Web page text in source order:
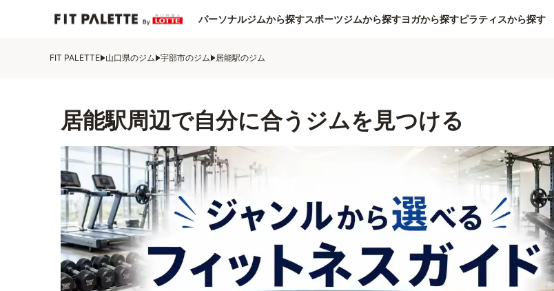
パーソナルジムから探すスポーツジムから探すヨガから探すピラティスから探す
FIT PALETTE 山口県のジム 宇部市のジム 居能駅のジム
居能駅周辺で自分に合うジムを見つける